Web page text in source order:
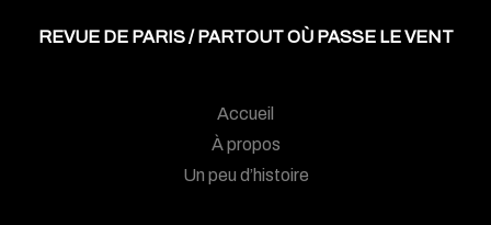
REVUE DE PARIS / PARTOUT OÙ PASSE LE VENT
Accueil
À propos
Un peu d’histoire